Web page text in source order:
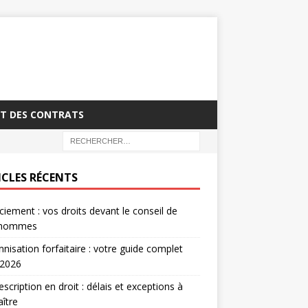
DES CONTRATS
RÉCENTS
: vos droits devant le conseil de
forfaitaire : votre guide complet
en droit : délais et exceptions à